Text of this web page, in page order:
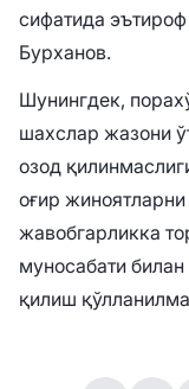
сифатида
Бурханов.
Шунингдек,
шахслар жазони
озод
оғир
жавобгарликка
муносабати
қилиш